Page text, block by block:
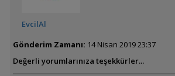
EvcilAl
Gönderim Zamanı: 14 Nisan 2019 23:37
Değerli yorumlarınıza teşekkürler...